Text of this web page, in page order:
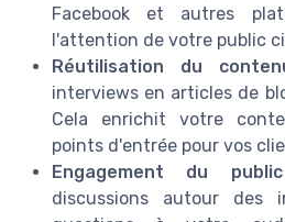
Facebook et autres
l'attention de votre public
Réutilisation du
interviews en articles de
Cela enrichit votre
points d'entrée pour vos
Engagement du
discussions autour des